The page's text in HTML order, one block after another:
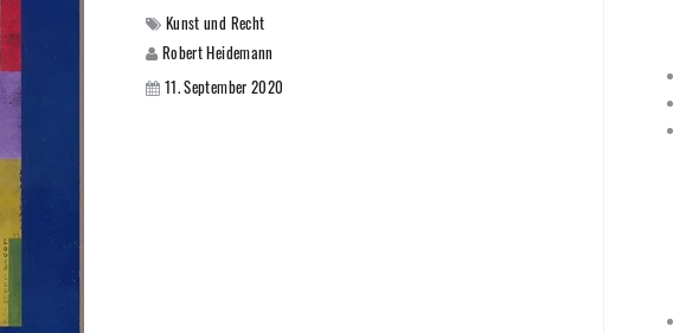
Kunst und Recht
Robert Heidemann
11. September 2020